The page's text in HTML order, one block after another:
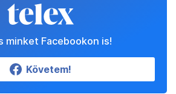
minket Facebookon is!
Követem!